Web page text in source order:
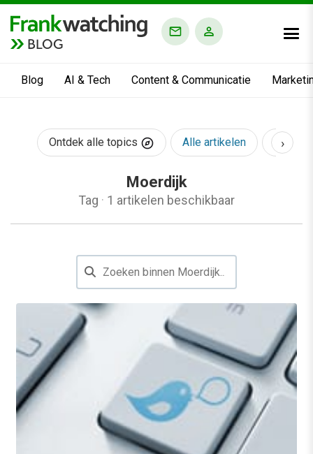
BLOG
Blog AI & Tech Content & Communicatie
Ontdek alle topics Alle artikelen AI &
›
Moerdijk
Tag · 1 artikelen beschikbaar